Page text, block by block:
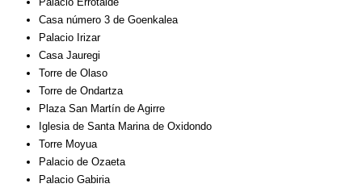
Casa número 3 de Goenkalea
Palacio Irizar
Casa Jauregi
Torre de Olaso
Torre de Ondartza
Plaza San Martín de Agirre
Iglesia de Santa Marina de Oxidondo
Torre Moyua
Palacio de Ozaeta
Palacio Gabiria